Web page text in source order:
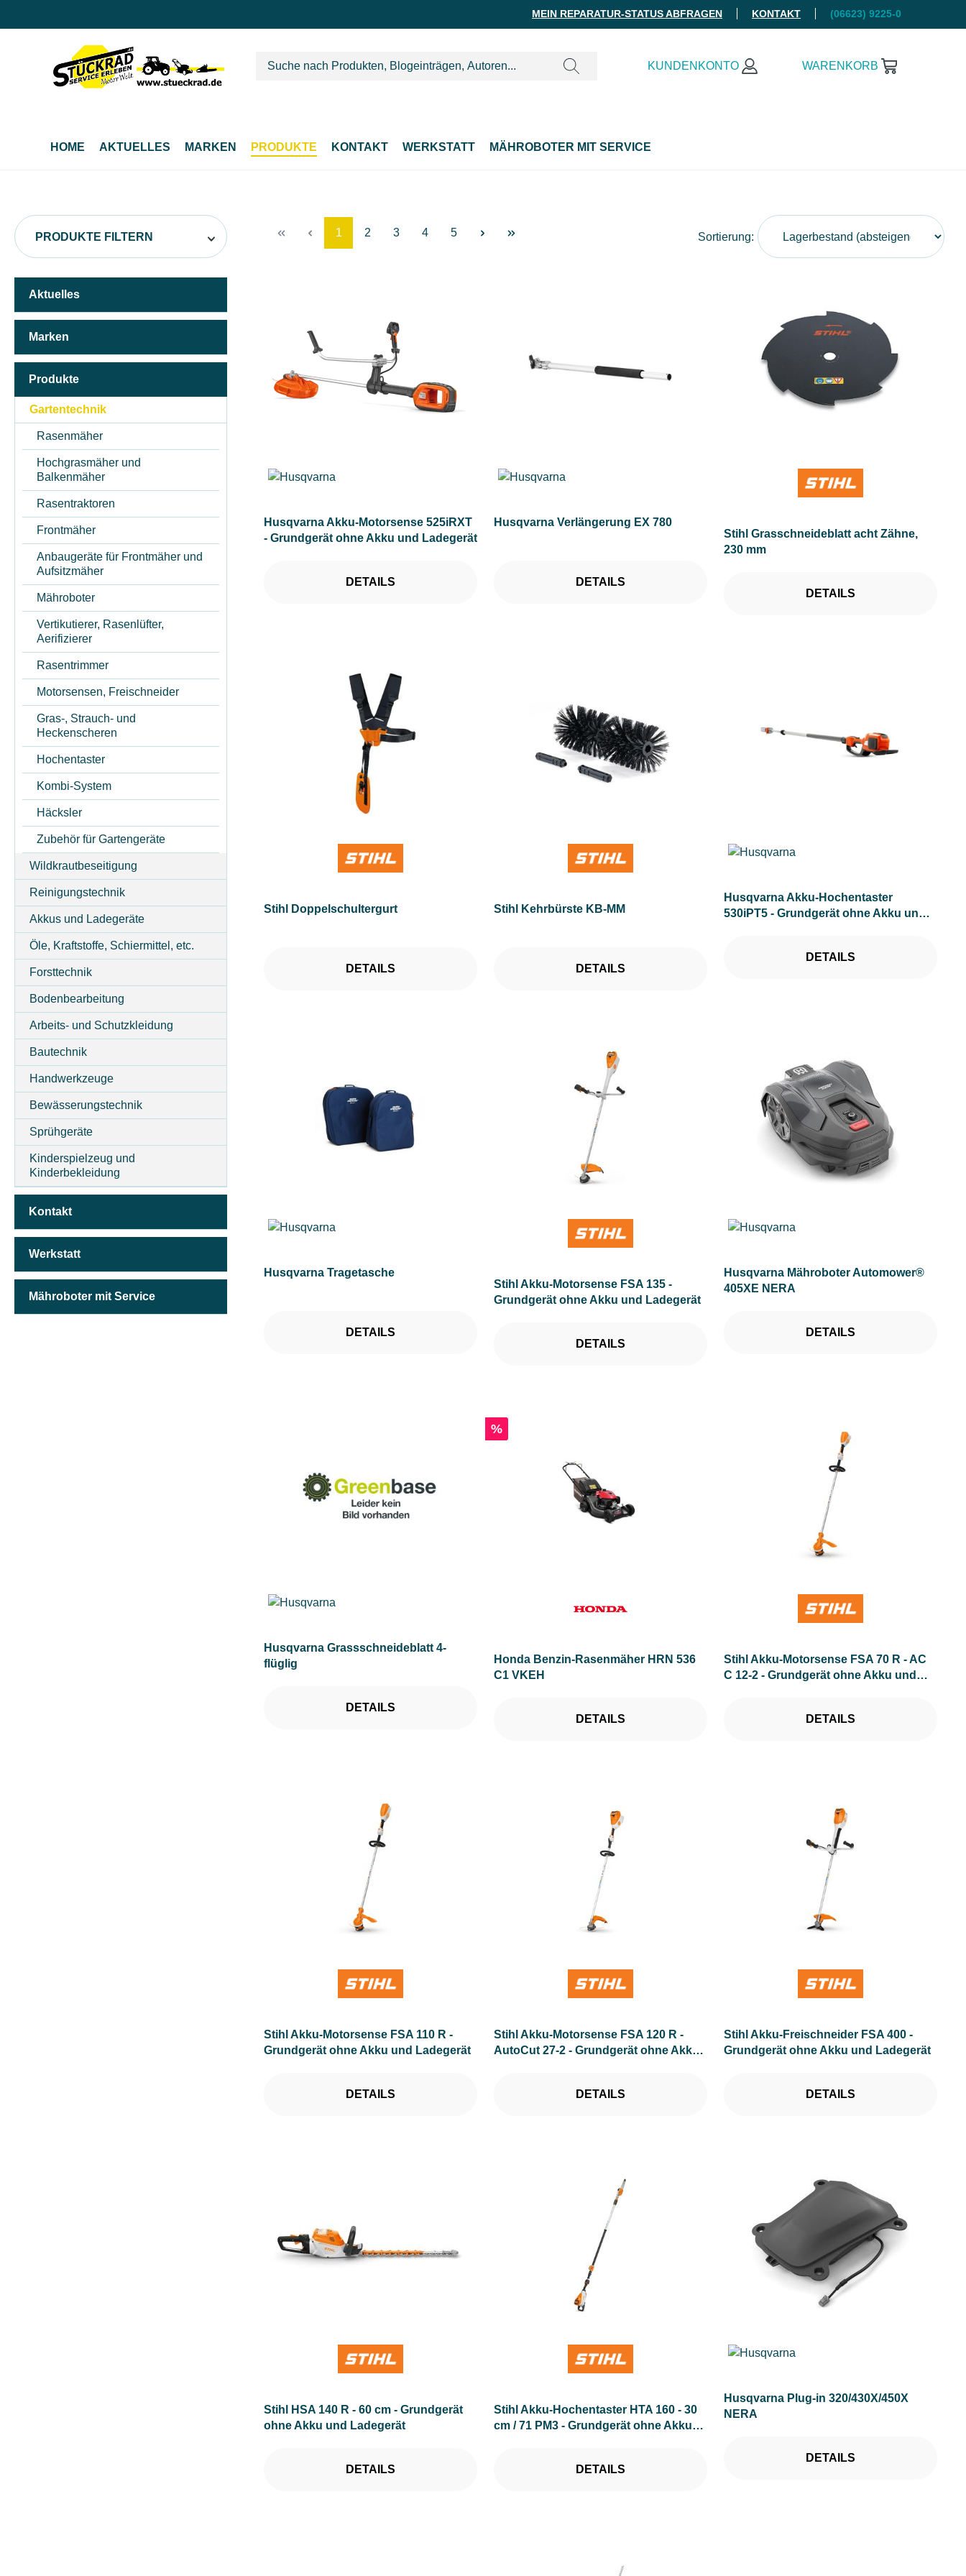
MEIN REPARATUR-STATUS ABFRAGEN KONTAKT (06623) 9225-0
KUNDENKONTO WARENKORB
HOME AKTUELLES MARKEN PRODUKTE KONTAKT WERKSTATT MÄHROBOTER MIT SERVICE
PRODUKTE FILTERN
HERSTELLER
ARBEITSBREITE (IN CM)
ARBEITSHÖHE MIN-MAX (IN CM)
ARBEITSMATERIAL AUSWURFART
ARBEITSSTUFENANZAHL
ARBEITSZEIT (IN MIN)
ASTSTÄRKE MAX (IN MM)
AUSWURFART
BETRIEBSART
DURCHMESSER TRENNSCHEIBE/SÄGEBLATT (IN MM)
FADENDURCHMESSER (IN MM)
FAHRANTRIEBSART
FANGSACKVOLUMEN MAX (IN L)
FASSUNGSVOLUMEN MAX (IN L)
FLÄCHENGRÖSSE - AUSREICHEND FÜR (IN M²)
FLÄCHENLEISTUNG MAX (IN M²)
GEEIGNET FÜR SÄGEKETTEN (IN ")
GESCHWINDIGKEIT MAX (IN KM/H)
MOTORTYP (HERSTELLERBEZEICHNUNG)
Aktuelles
Marken
Produkte
Gartentechnik
Rasenmäher
Hochgrasmäher und
Balkenmäher
Rasentraktoren
Frontmäher
Anbaugeräte für Frontmäher und
Aufsitzmäher
Mähroboter
Vertikutierer, Rasenlüfter,
Aerifizierer
Rasentrimmer
Motorsensen, Freischneider
Gras-, Strauch- und
Heckenscheren
Hochentaster
Kombi-System
Häcksler
Zubehör für Gartengeräte
Wildkrautbeseitigung
Reinigungstechnik
Akkus und Ladegeräte
Öle, Kraftstoffe, Schiermittel, etc.
Forsttechnik
Bodenbearbeitung
Arbeits- und Schutzkleidung
Bautechnik
Handwerkzeuge
Bewässerungstechnik
Sprühgeräte
Kinderspielzeug und
Kinderbekleidung
Kontakt
Werkstatt
Mähroboter mit Service
Seite
1 Seite
2 Seite
3 Seite
4 Seite
5 Sortierung:
Husqvarna Akku-Motorsense 525iRXT
- Grundgerät ohne Akku und Ladegerät
DETAILS
Husqvarna Verlängerung EX 780
DETAILS
Stihl Grasschneideblatt acht Zähne,
230 mm
DETAILS
Stihl Doppelschultergurt
DETAILS
Stihl Kehrbürste KB-MM
DETAILS
Husqvarna Akku-Hochentaster
530iPT5 - Grundgerät ohne Akku und
DETAILS
Husqvarna Tragetasche
DETAILS
Stihl Akku-Motorsense FSA 135 -
Grundgerät ohne Akku und Ladegerät
DETAILS
Husqvarna Mähroboter Automower®
405XE NERA
DETAILS
Husqvarna Grassschneideblatt 4-
flüglig
DETAILS
Rabatt
%
Honda Benzin-Rasenmäher HRN 536
C1 VKEH
DETAILS
Stihl Akku-Motorsense FSA 70 R - AC
C 12-2 - Grundgerät ohne Akku und
DETAILS
Stihl Akku-Motorsense FSA 110 R -
Grundgerät ohne Akku und Ladegerät
DETAILS
Stihl Akku-Motorsense FSA 120 R -
AutoCut 27-2 - Grundgerät ohne Akku
DETAILS
Stihl Akku-Freischneider FSA 400 -
Grundgerät ohne Akku und Ladegerät
DETAILS
Stihl HSA 140 R - 60 cm - Grundgerät
ohne Akku und Ladegerät
DETAILS
Stihl Akku-Hochentaster HTA 160 - 30
cm / 71 PM3 - Grundgerät ohne Akku
DETAILS
Husqvarna Plug-in 320/430X/450X
NERA
DETAILS